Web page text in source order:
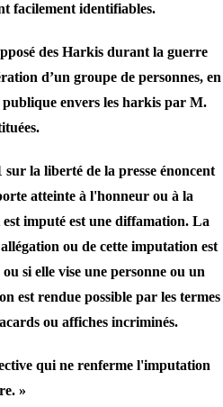
facilement identifiables.
des Harkis durant la guerre
d’un groupe de personnes, en
envers les harkis par M.
la liberté de la presse énoncent
atteinte à l'honneur ou à la
imputé est une diffamation. La
ou de cette imputation est
si elle vise une personne ou un
est rendue possible par les termes
ou affiches incriminés.
qui ne renferme l'imputation
»